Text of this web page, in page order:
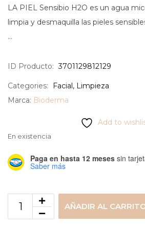
LA PIEL Sensibio H2O es un agua
limpia y desmaquilla las pieles
…
ID Producto: 3701129812129
Categories: Facial, Limpieza
Marca: Bioderma
Add to
En existencia
Paga en hasta 12 meses sin
Saber más
AÑADIR AL